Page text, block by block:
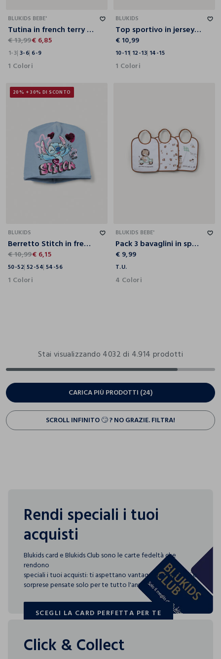
BLUKIDS BEBE'
Tutina in french terry di cotone stretch neonato
€ 13,99€ 6,85
1-3 3-6 6-9
1 Colori
BLUKIDS
Top sportivo in jersey di cotone stretch ragazza
€ 10,99
10-11 12-13 14-15
1 Colori
20% + 30% DI SCONTO
BLUKIDS
Berretto Stitch in french terry di cotone stretch
€ 10,99€ 6,15
50-52 52-54 54-56
1 Colori
BLUKIDS BEBE'
Pack 3 bavaglini in spugna neonato
€ 9,99
T.U.
4 Colori
Stai visualizzando 4032 di 4.914 prodotti
CARICA PIÙ PRODOTTI (24)
SCROLL INFINITO 🙄 ? NO GRAZIE. FILTRA!
Rendi speciali i tuoi
acquisti
Blukids card e Blukids Club sono le carte fedeltà che
rendono
speciali i tuoi acquisti: ti aspettano vantaggi, promozioni e
sorprese pensate solo per te tutto l'anno!
SCEGLI LA CARD PERFETTA PER TE
SCEGLI LA CARD PERFETTA PER TE
Click & Collect